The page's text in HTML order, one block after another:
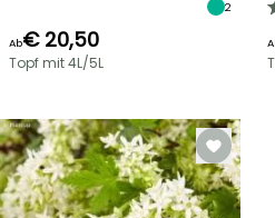
2
Ab€ 20,50
Topf mit 4L/5L